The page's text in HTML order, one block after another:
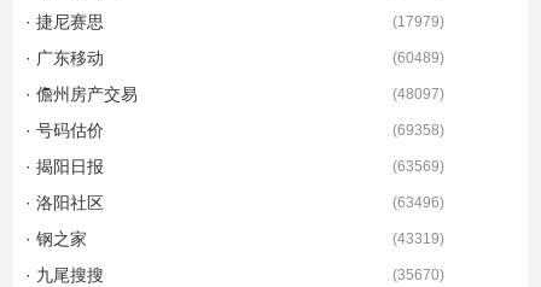
· 捷尼赛思 (17979)
· 广东移动 (60489)
· 儋州房产交易 (48097)
· 号码估价 (69358)
· 揭阳日报 (63569)
· 洛阳社区 (63496)
· 钢之家 (43319)
· 九尾搜搜 (35670)